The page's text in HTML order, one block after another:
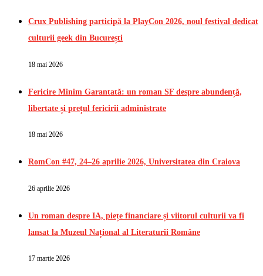
Crux Publishing participă la PlayCon 2026, noul festival dedicat
culturii geek din București
18 mai 2026
Fericire Minim Garantată: un roman SF despre abundență,
libertate și prețul fericirii administrate
18 mai 2026
RomCon #47, 24–26 aprilie 2026, Universitatea din Craiova
26 aprilie 2026
Un roman despre IA, piețe financiare și viitorul culturii va fi
lansat la Muzeul Național al Literaturii Române
17 martie 2026